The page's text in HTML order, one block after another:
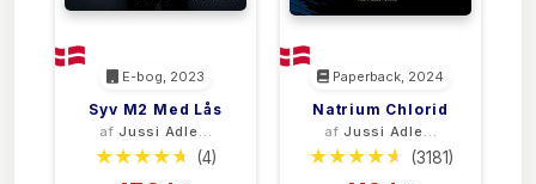
E-bog, 2023
Syv M2 Med Lås
afJussi Adler-
Olsen
(4)
Paperback, 2024
Natrium Chlorid
afJussi Adler-
Olsen
(3181)